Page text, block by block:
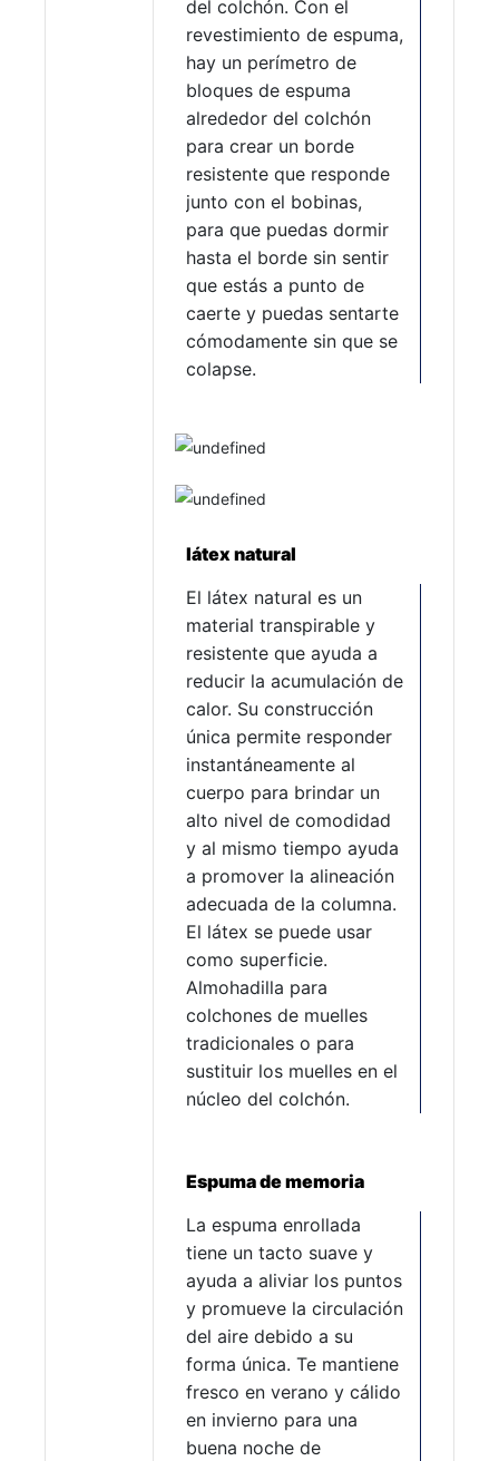
del colchón. Con el
revestimiento de espuma,
hay un perímetro de
bloques de espuma
alrededor del colchón
para crear un borde
resistente que responde
junto con el bobinas,
para que puedas dormir
hasta el borde sin sentir
que estás a punto de
caerte y puedas sentarte
cómodamente sin que se
colapse.
látex natural
El látex natural es un
material transpirable y
resistente que ayuda a
reducir la acumulación de
calor. Su construcción
única permite responder
instantáneamente al
cuerpo para brindar un
alto nivel de comodidad
y al mismo tiempo ayuda
a promover la alineación
adecuada de la columna.
El látex se puede usar
como superficie.
Almohadilla para
colchones de muelles
tradicionales o para
sustituir los muelles en el
núcleo del colchón.
Espuma de memoria
La espuma enrollada
tiene un tacto suave y
ayuda a aliviar los puntos
y promueve la circulación
del aire debido a su
forma única. Te mantiene
fresco en verano y cálido
en invierno para una
buena noche de